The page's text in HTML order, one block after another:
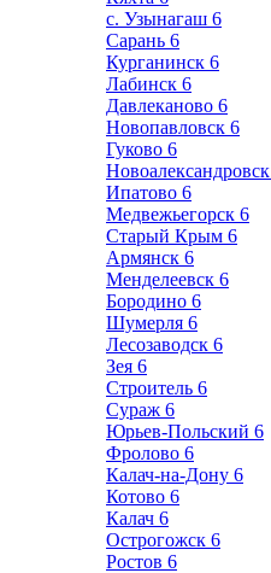
с. Узынагаш 6
Сарань 6
Курганинск 6
Лабинск 6
Давлеканово 6
Новопавловск 6
Гуково 6
Новоалександровск
Ипатово 6
Медвежьегорск 6
Старый Крым 6
Армянск 6
Менделеевск 6
Бородино 6
Шумерля 6
Лесозаводск 6
Зея 6
Строитель 6
Сураж 6
Юрьев-Польский 6
Фролово 6
Калач-на-Дону 6
Котово 6
Калач 6
Острогожск 6
Ростов 6